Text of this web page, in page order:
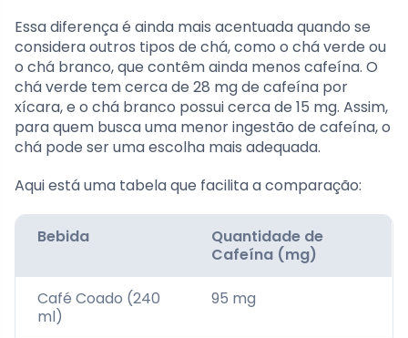
Essa diferença é ainda mais acentuada quando se
considera outros tipos de chá, como o chá verde ou
o chá branco, que contêm ainda menos cafeína. O
chá verde tem cerca de 28 mg de cafeína por
xícara, e o chá branco possui cerca de 15 mg. Assim,
para quem busca uma menor ingestão de cafeína, o
chá pode ser uma escolha mais adequada.
Aqui está uma tabela que facilita a comparação:
Bebida
Quantidade de
Cafeína (mg)
Café Coado (240
ml)
95 mg